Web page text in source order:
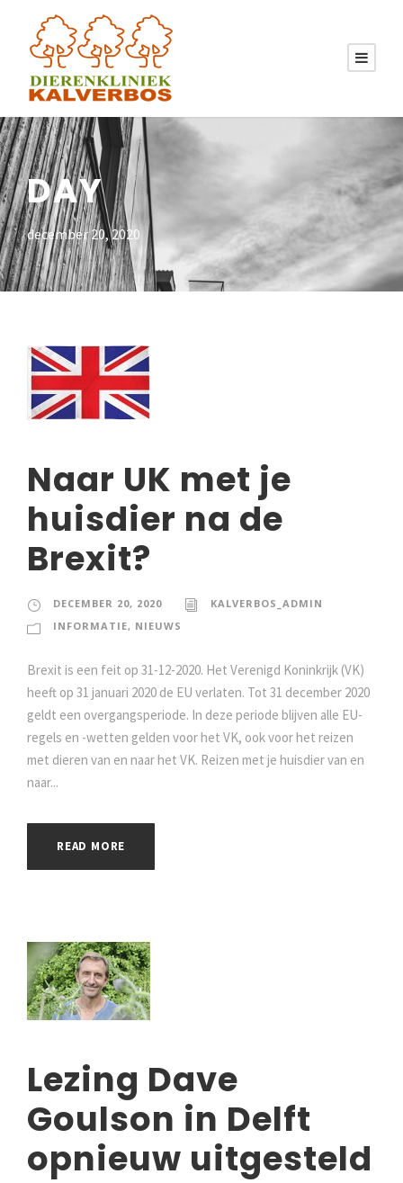
DAY
december 20, 2020
Naar UK met je
huisdier na de
Brexit?
DECEMBER 20, 2020
KALVERBOS_ADMIN
INFORMATIE, NIEUWS
Brexit is een feit op 31-12-2020. Het Verenigd Koninkrijk (VK)
heeft op 31 januari 2020 de EU verlaten. Tot 31 december 2020
geldt een overgangsperiode. In deze periode blijven alle EU-
regels en -wetten gelden voor het VK, ook voor het reizen
met dieren van en naar het VK. Reizen met je huisdier van en
naar...
READ MORE
Lezing Dave
Goulson in Delft
opnieuw uitgesteld